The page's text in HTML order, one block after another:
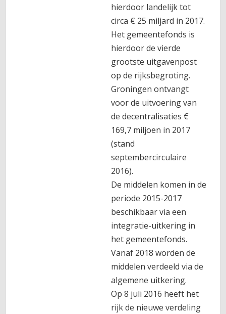
hierdoor landelijk tot
circa € 25 miljard in 2017.
Het gemeentefonds is
hierdoor de vierde
grootste uitgavenpost
op de rijksbegroting.
Groningen ontvangt
voor de uitvoering van
de decentralisaties €
169,7 miljoen in 2017
(stand
septembercirculaire
2016).
De middelen komen in de
periode 2015-2017
beschikbaar via een
integratie-uitkering in
het gemeentefonds.
Vanaf 2018 worden de
middelen verdeeld via de
algemene uitkering.
Op 8 juli 2016 heeft het
rijk de nieuwe verdeling